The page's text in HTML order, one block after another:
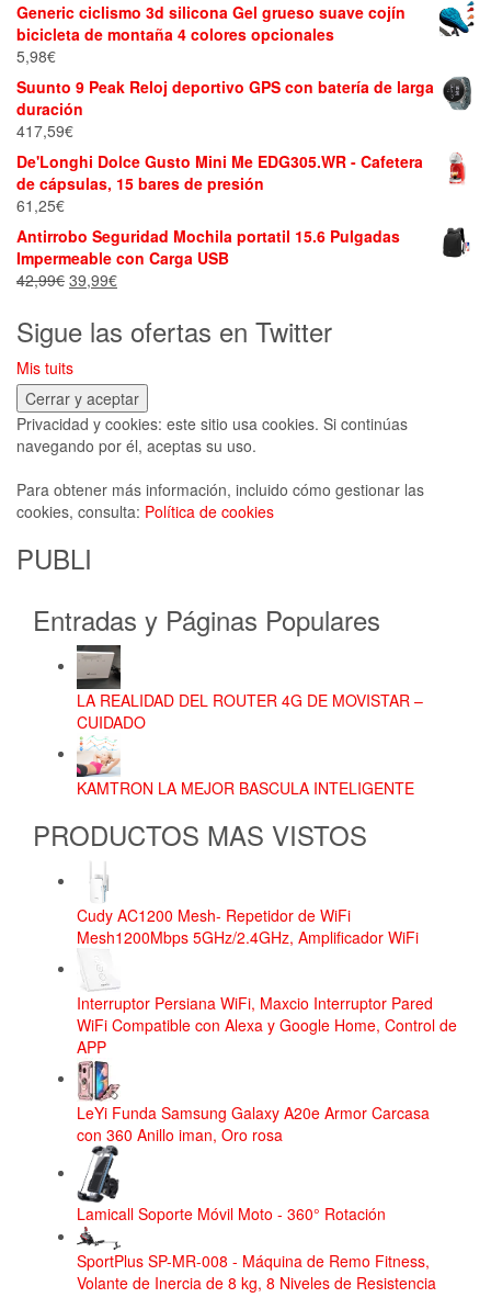
Generic ciclismo 3d silicona Gel grueso suave cojín
bicicleta de montaña 4 colores opcionales
5,98€
Suunto 9 Peak Reloj deportivo GPS con batería de larga
duración
417,59€
De'Longhi Dolce Gusto Mini Me EDG305.WR - Cafetera
de cápsulas, 15 bares de presión
61,25€
Antirrobo Seguridad Mochila portatil 15.6 Pulgadas
Impermeable con Carga USB
42,99€ El
original
era:
42,99€.
39,99€
actual
es:
Sigue las ofertas en Twitter
Mis tuits
Privacidad y cookies: este sitio usa cookies. Si continúas
navegando por él, aceptas su uso.
Para obtener más información, incluido cómo gestionar las
cookies, consulta: Política de cookies
PUBLI
Entradas y Páginas Populares
LA REALIDAD DEL ROUTER 4G DE MOVISTAR –
CUIDADO
KAMTRON LA MEJOR BASCULA INTELIGENTE
PRODUCTOS MAS VISTOS
Cudy AC1200 Mesh- Repetidor de WiFi
Mesh1200Mbps 5GHz/2.4GHz, Amplificador WiFi
Interruptor Persiana WiFi, Maxcio Interruptor Pared
WiFi Compatible con Alexa y Google Home, Control de
APP
LeYi Funda Samsung Galaxy A20e Armor Carcasa
con 360 Anillo iman, Oro rosa
Lamicall Soporte Móvil Moto - 360° Rotación
SportPlus SP-MR-008 - Máquina de Remo Fitness,
Volante de Inercia de 8 kg, 8 Niveles de Resistencia